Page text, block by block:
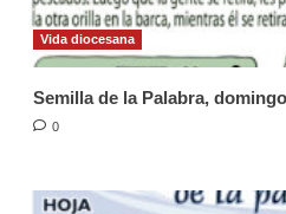
Vida diocesana
Semilla de la Palabra,
0